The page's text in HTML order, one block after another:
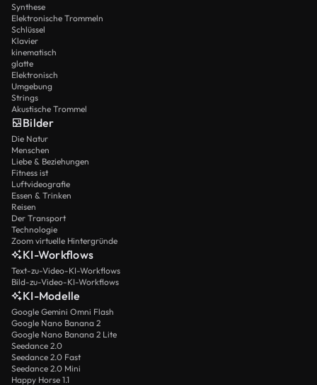
Synthese
Elektronische Trommeln
Schlüssel
Klavier
kinematisch
glatte
Elektronisch
Umgebung
Strings
Akustische Trommel
Bilder
Die Natur
Menschen
Liebe & Beziehungen
Fitness ist
Luftvideografie
Essen & Trinken
Reisen
Der Transport
Technologie
Zoom virtuelle Hintergründe
KI-Workflows
Text-zu-Video-KI-Workflows
Bild-zu-Video-KI-Workflows
KI-Modelle
Google Gemini Omni Flash
Google Nano Banana 2
Google Nano Banana 2 Lite
Seedance 2.0
Seedance 2.0 Fast
Seedance 2.0 Mini
Happy Horse 1.1